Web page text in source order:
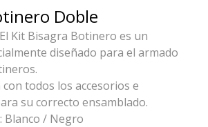
Doble
El Kit Bisagra Botinero es un
diseñado para el armado
con todos los accesorios e
su correcto ensamblado.
Blanco / Negro